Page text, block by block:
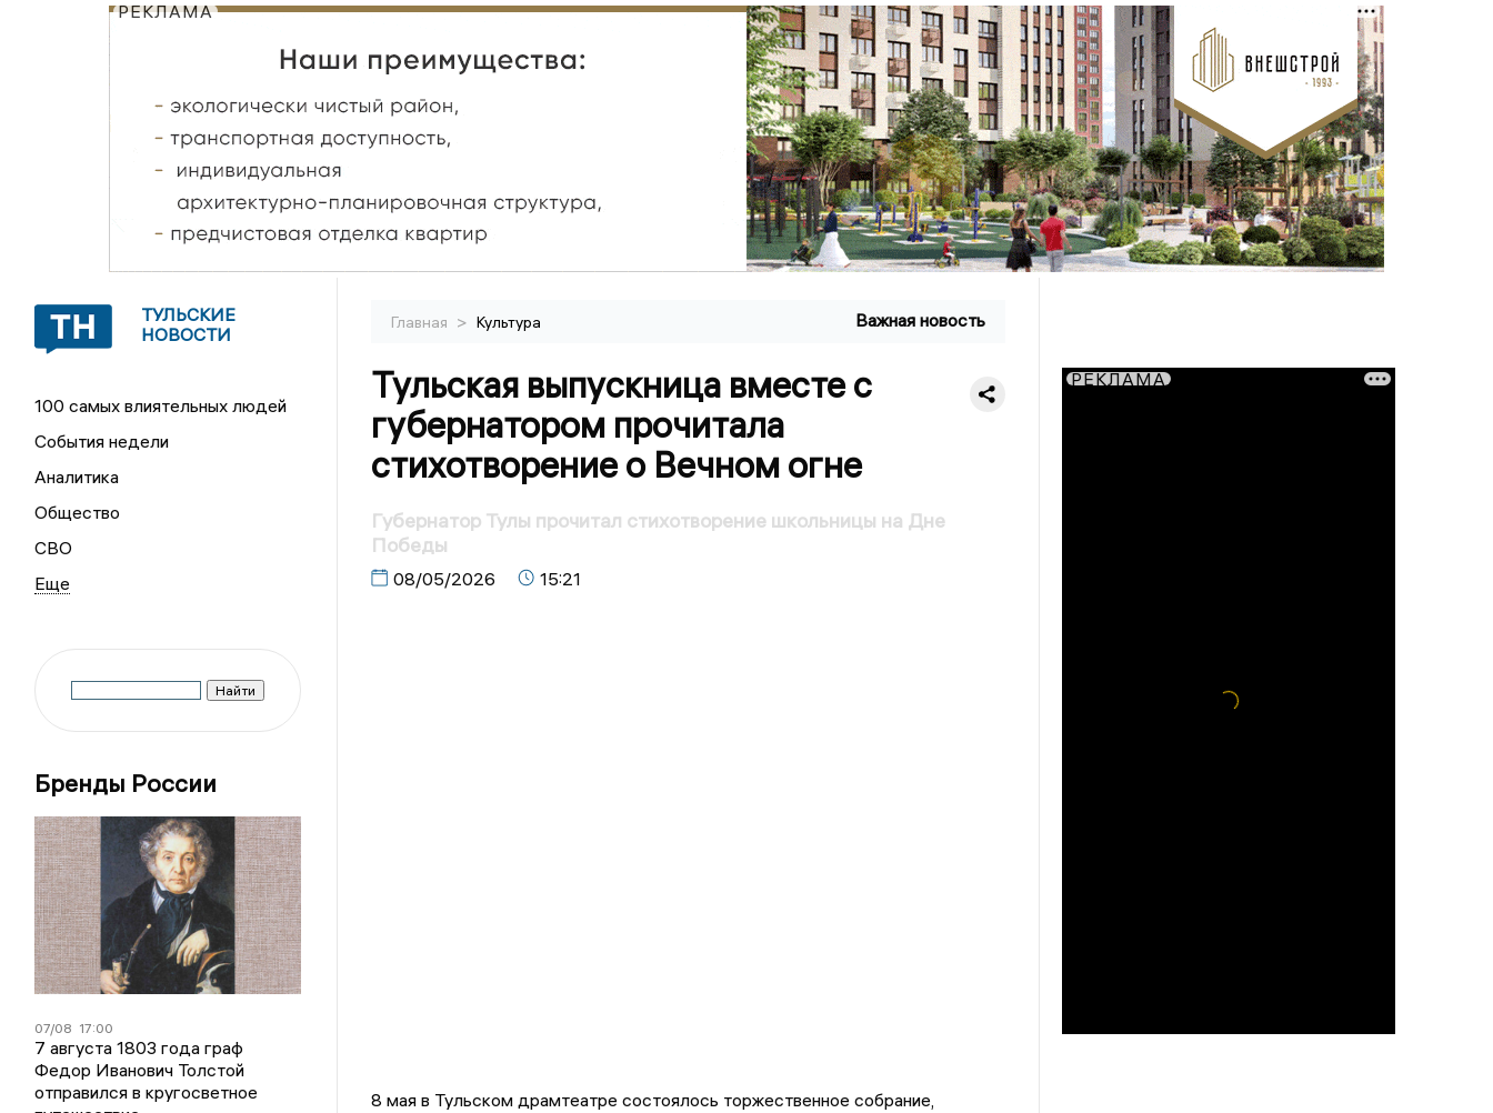
РЕКЛАМА
ТУЛЬСКИЕ
НОВОСТИ
100 самых влиятельных людей
События недели
Аналитика
Общество
СВО
Бренды России
07/08 17:00
7 августа 1803 года граф
Федор Иванович Толстой
отправился в кругосветное
Главная > Культура Важная новость
Тульская выпускница вместе с
губернатором прочитала
стихотворение о Вечном огне
Губернатор Тулы прочитал стихотворение школьницы на Дне
Победы
08/05/2026 15:21
8 мая в Тульском драмтеатре состоялось торжественное собрание,
РЕКЛАМА